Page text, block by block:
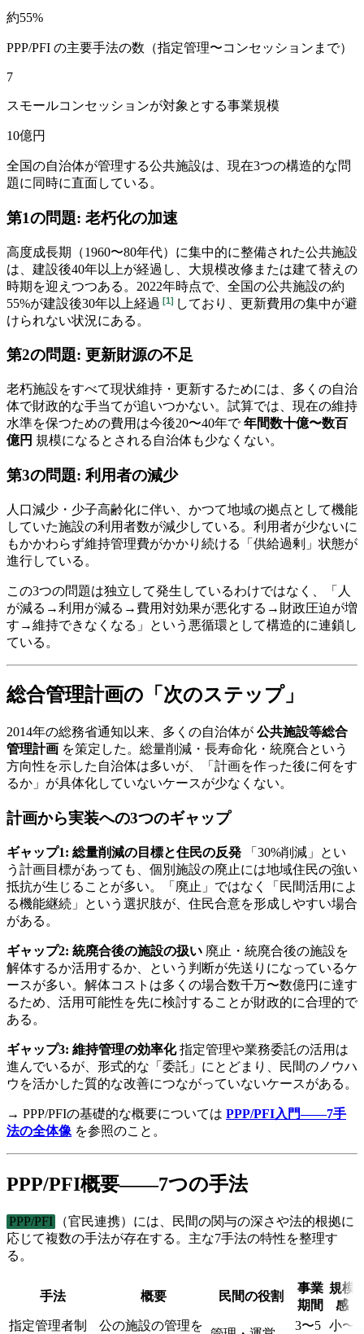
約55%
PPP/PFI の主要手法の数（指定管理〜コンセッションまで）
7
スモールコンセッションが対象とする事業規模
10億円
全国の自治体が管理する公共施設は、現在3つの構造的な問
題に同時に直面している。
第1の問題: 老朽化の加速
高度成長期（1960〜80年代）に集中的に整備された公共施設
は、建設後40年以上が経過し、大規模改修または建て替えの
時期を迎えつつある。 2022年時点で、全国の公共施設の約
55%が建設後30年以上経過 [1] しており、更新費用の集中が避
けられない状況にある。
第2の問題: 更新財源の不足
老朽施設をすべて現状維持・更新するためには、多くの自治
体で財政的な手当てが追いつかない。試算では、現在の維持
水準を保つための費用は今後20〜40年で年間数十億〜数百
億円 規模になるとされる自治体も少なくない。
第3の問題: 利用者の減少
人口減少・少子高齢化に伴い、かつて地域の拠点として機能
していた施設の利用者数が減少している。利用者が少ないに
もかかわらず維持管理費がかかり続ける「供給過剰」状態が
進行している。
この3つの問題は独立して発生しているわけではなく、「人
が減る→利用が減る→費用対効果が悪化する→財政圧迫が増
す→維持できなくなる」という悪循環として構造的に連鎖し
ている。
総合管理計画の「次のステップ」
2014年の総務省通知以来、多くの自治体が 公共施設等総合
管理計画 を策定した。総量削減・長寿命化・統廃合という
方向性を示した自治体は多いが、「計画を作った後に何をす
るか」が具体化していないケースが少なくない。
計画から実装への3つのギャップ
ギャップ1: 総量削減の目標と住民の反発 「30%削減」とい
う計画目標があっても、個別施設の廃止には地域住民の強い
抵抗が生じることが多い。「廃止」ではなく「民間活用によ
る機能継続」という選択肢が、住民合意を形成しやすい場合
がある。
ギャップ2: 統廃合後の施設の扱い 廃止・統廃合後の施設を
解体するか活用するか、という判断が先送りになっているケ
ースが多い。解体コストは多くの場合数千万〜数億円に達す
るため、活用可能性を先に検討することが財政的に合理的で
ある。
ギャップ3: 維持管理の効率化指定管理や業務委託の活用は
進んでいるが、形式的な「委託」にとどまり、民間のノウハ
ウを活かした質的な改善につながっていないケースがある。
→ PPP/PFIの基礎的な概要については PPP/PFI入門——7手
法の全体像 を参照のこと。
PPP/PFI概要——7つの手法
PPP/PFI
（官民連携）には、民間の関与の深さや法的根拠に
応じて複数の手法が存在する。主な7手法の特性を整理す
る。
手法 概要 民間の役割
事業
期間
規模
感
指定管理者制
公の施設の管理を 3〜5 小〜